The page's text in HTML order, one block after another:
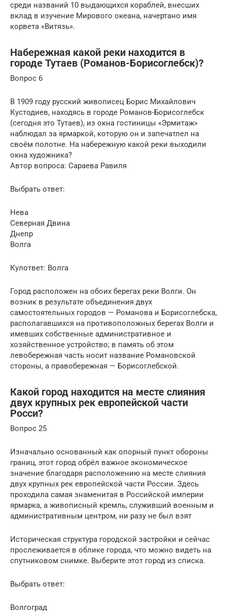
среди названий 10 выдающихся кораблей, внесших
вклад в изучение Мирового океана, начертано имя
корвета «Витязь».
Набережная какой реки находится в
городе Тутаев (Романов-Борисоглебск)?
Вопрос 6
В 1909 году русский живописец Борис Михайлович
Кустодиев, находясь в городе Романов-Борисоглебск
(сегодня это Тутаев), из окна гостиницы «Эрмитаж»
наблюдал за ярмаркой, которую он и запечатлел на
своём полотне. На набережную какой реки выходили
окна художника?
Автор вопроса: Сараева Равиля
Выбрать ответ:
Нева
Северная Двина
Днепр
Волга
Кулответ: Волга
Город расположен на обоих берегах реки Волги. Он
возник в результате объединения двух
самостоятельных городов — Романова и Борисоглебска,
располагавшихся на противоположных берегах Волги и
имевших собственные административное и
хозяйственное устройство; в память об этом
левобережная часть носит название Романовской
стороны, а правобережная — Борисоглебской.
Какой город находится на месте слияния
двух крупных рек европейской части
Росси?
Вопрос 25
Изначально основанный как опорный пункт обороны
границ, этот город обрёл важное экономическое
значение благодаря расположению на месте слияния
двух крупных рек европейской части России. Здесь
проходила самая знаменитая в Российской империи
ярмарка, а живописный кремль, служивший военным и
административным центром, ни разу не был взят
Историческая структура городской застройки и сейчас
прослеживается в облике города, что можно видеть на
спутниковом снимке. Выберите этот город из списка.
Выбрать ответ:
Волгоград